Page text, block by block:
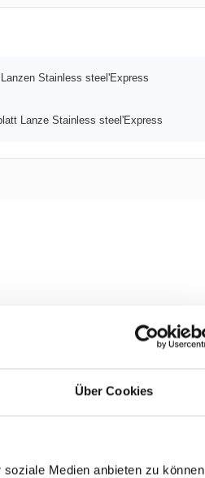
Über Cookies
Medien anbieten zu können
Stainless steel'Express
Lanze Stainless steel'Express